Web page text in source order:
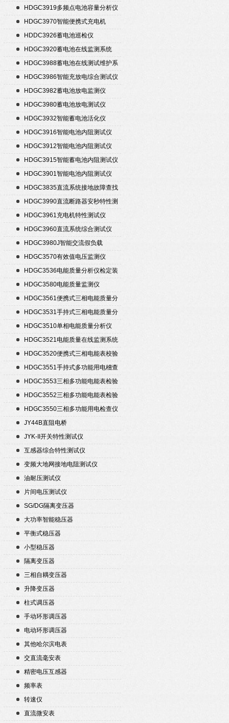
HDGC3919多频点电池容量分析仪
HDGC3970智能便携式充电机
HDDC3926蓄电池巡检仪
HDGC3920蓄电池在线监测系统
HDGC3988蓄电池在线测试维护系
统
HDGC3986智能充放电综合测试仪
HDGC3982蓄电池放电监测仪
HDGC3980蓄电池放电测试仪
HDGC3932智能蓄电池活化仪
HDGC3916智能电池内阻测试仪
HDGC3912智能电池内阻测试仪
HDGC3915智能蓄电池内阻测试仪
HDGC3901智能电池内阻测试仪
HDGC3835直流系统接地故障查找
仪
HDGC3990直流断路器安秒特性测
试仪
HDGC3961充电机特性测试仪
HDGC3960直流系统综合测试仪
HDGC3980J智能交流假负载
HDGC3570有效值电压监测仪
HDGC3536电能质量分析仪检定装
置
HDGC3580电能质量监测仪
HDGC3561便携式三相电能质量分
析仪
HDGC3531手持式三相电能质量分
析仪
HDGC3510单相电能质量分析仪
HDGC3521电能质量在线监测系统
HDGC3520便携式三相电能表校验
仪
HDGC3551手持式多功能用电稽查
仪
HDGC3553三相多功能电能表检验
装置
HDGC3552三相多功能电能表检验
装置
HDGC3550三相多功能用电检查仪
JY44B直阻电桥
JYK-II开关特性测试仪
互感器综合特性测试仪
变频大地网接地电阻测试仪
油耐压测试仪
片间电压测试仪
SG/DG隔离变压器
大功率智能稳压器
平衡式稳压器
小型稳压器
隔离变压器
三相自耦变压器
升降变压器
柱式调压器
手动环形调压器
电动环形调压器
其他哈尔滨电表
交直流毫安表
精密电压互感器
频率表
转速仪
直流微安表